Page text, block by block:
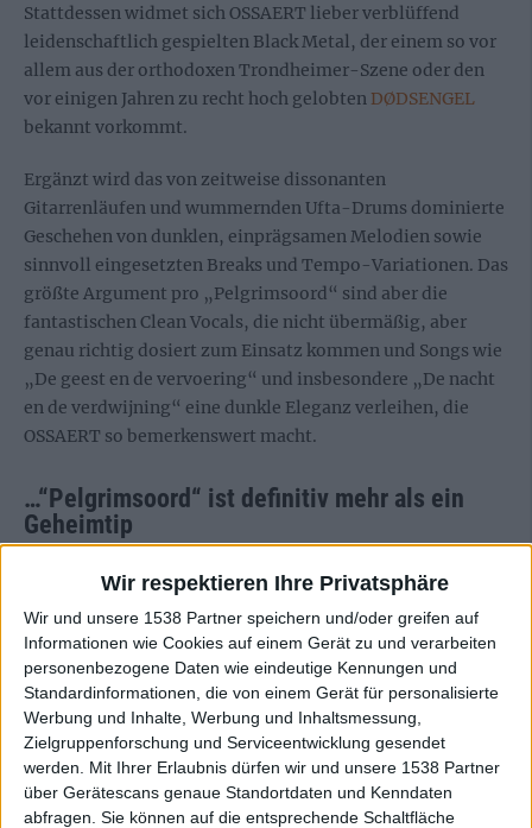
Wir respektieren Ihre Privatsphäre
Wir und unsere 1538 Partner speichern und/oder greifen auf
Informationen wie Cookies auf einem Gerät zu und verarbeiten
personenbezogene Daten wie eindeutige Kennungen und
Standardinformationen, die von einem Gerät für personalisierte
Werbung und Inhalte, Werbung und Inhaltsmessung,
Zielgruppenforschung und Serviceentwicklung gesendet
werden.
Mit Ihrer Erlaubnis dürfen wir und unsere 1538 Partner
über Gerätescans genaue Standortdaten und Kenndaten
abfragen. Sie können auf die entsprechende Schaltfläche
Stattdessen widmet sich OSSAERT lieber verblüffend
leidenschaftlich gespielten Black Metal, der einem so vor
allem aus der orthodoxen Trondheimer-Szene oder den
vor einigen Jahren zu recht hoch gelobten DØDSENGEL
bekannt vorkommt.
Ergänzt wird das von zeitweise dissonanten
Gitarrenläufen und wummernden Ufta-Drums dominierte
Geschehen von dunklen, einprägsamen Melodien sowie
sinnvoll eingesetzten Breaks und Tempo-Variationen. Das
größte Argument pro „Pelgrimsoord“ sind aber die
fantastischen Clean Vocals, die nicht übermäßig, aber
genau richtig dosiert zum Einsatz kommen und Songs wie
„De geest en de vervoering“ und insbesondere „De nacht
en de verdwijning“ eine dunkle Eleganz verleihen, die
OSSAERT so bemerkenswert macht.
…“Pelgrimsoord“ ist definitiv mehr als ein
Geheimtip
Dass auch der Rest stimmt, soll nicht verschwiegen
werden. „Pelgrimsoord“ ist bei aller nordischen
Unterkühlung, ein unglaublich finsteres Album geworden.
Und nur selten schleichen sich kleinere Längen ein. „De val
en de beroering“ ist zwar grundsätzlich gut, wildert aber
zu sehr im Black-Metal-Einmaleins und wirkt zum
wirklich glanzvollen Rest eher langatmig, da es abgesehen
von den melodischen Momenten nicht viel offenbart –
weder rohe Raserei, noch eine fühlbare Emotionen. Aber